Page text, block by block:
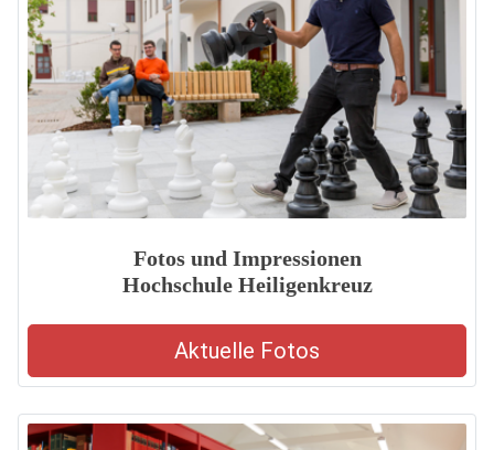
Fotos und Impressionen
Hochschule Heiligenkreuz
Aktuelle Fotos